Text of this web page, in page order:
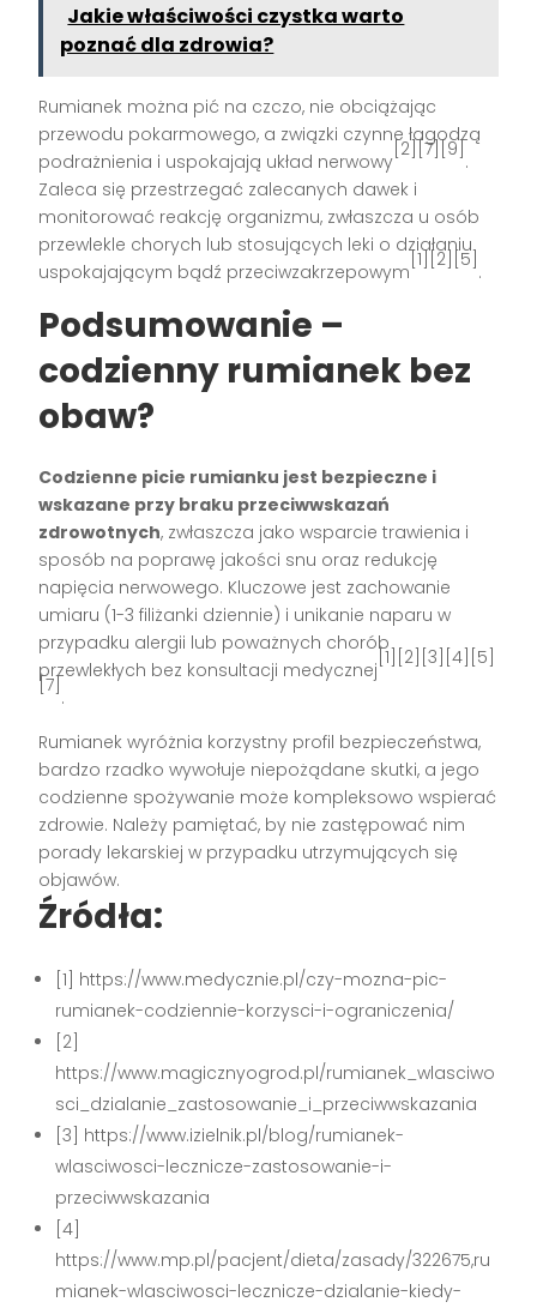
Jakie właściwości czystka warto
poznać dla zdrowia?
Rumianek można pić na czczo, nie obciążając
przewodu pokarmowego, a związki czynne łagodzą
podrażnienia i uspokajają układ nerwowy
[2][7][9]
.
Zaleca się przestrzegać zalecanych dawek i
monitorować reakcję organizmu, zwłaszcza u osób
przewlekle chorych lub stosujących leki o działaniu
uspokajającym bądź przeciwzakrzepowym
[1][2][5]
.
Podsumowanie –
codzienny rumianek bez
obaw?
Codzienne picie rumianku jest bezpieczne i
wskazane przy braku przeciwwskazań
zdrowotnych, zwłaszcza jako wsparcie trawienia i
sposób na poprawę jakości snu oraz redukcję
napięcia nerwowego. Kluczowe jest zachowanie
umiaru (1-3 filiżanki dziennie) i unikanie naparu w
przypadku alergii lub poważnych chorób
przewlekłych bez konsultacji medycznej
[1][2][3][4][5]
[7]
.
Rumianek wyróżnia korzystny profil bezpieczeństwa,
bardzo rzadko wywołuje niepożądane skutki, a jego
codzienne spożywanie może kompleksowo wspierać
zdrowie. Należy pamiętać, by nie zastępować nim
porady lekarskiej w przypadku utrzymujących się
objawów.
Źródła:
[1] https://www.medycznie.pl/czy-mozna-pic-
rumianek-codziennie-korzysci-i-ograniczenia/
[2]
https://www.magicznyogrod.pl/rumianek_wlasciwo
sci_dzialanie_zastosowanie_i_przeciwwskazania
[3] https://www.izielnik.pl/blog/rumianek-
wlasciwosci-lecznicze-zastosowanie-i-
przeciwwskazania
[4]
https://www.mp.pl/pacjent/dieta/zasady/322675,ru
mianek-wlasciwosci-lecznicze-dzialanie-kiedy-